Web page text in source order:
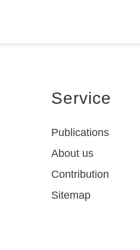
Service
Publications
About us
Contribution
Sitemap